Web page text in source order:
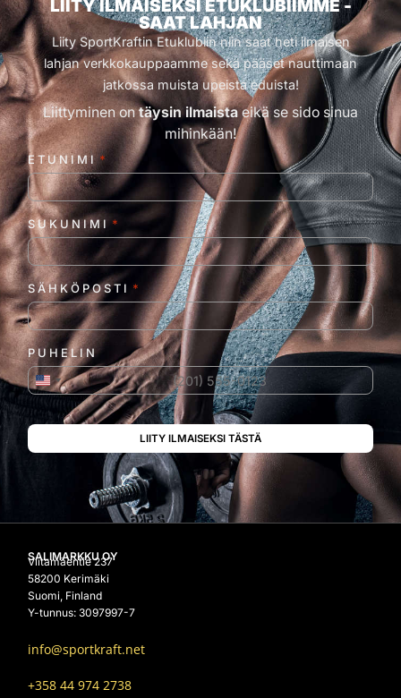
LIITY ILMAISEKSI ETUKLUBIIMME -
SAAT LAHJAN
Liity SportKraftin Etuklubiin niin saat heti ilmaisen
lahjan verkkokauppaamme sekä pääset nauttimaan
jatkossa muista upeista eduista!
Liittyminen ontäysin ilmaistaeikä se sido sinua
mihinkään!
ETUNIMI *
SUKUNIMI *
SÄHKÖPOSTI *
PUHELIN
Yhdysvallat +1
SALIMARKKU OY
Viitamäentie 237
58200 Kerimäki
Suomi, Finland
Y-tunnus: 3097997-7
info@sportkraft.net
+358 44 974 2738